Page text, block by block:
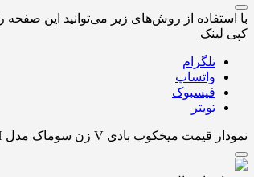
با استفاده از روش‌های زیر می‌توانید این صفحه
کپی لینک
تلگرام
واتساپ
فیسبوک
تویتر
نمودار قیمت میخکوب بادی V زن سوماک مدل V-15AH ا SUMAKE V-